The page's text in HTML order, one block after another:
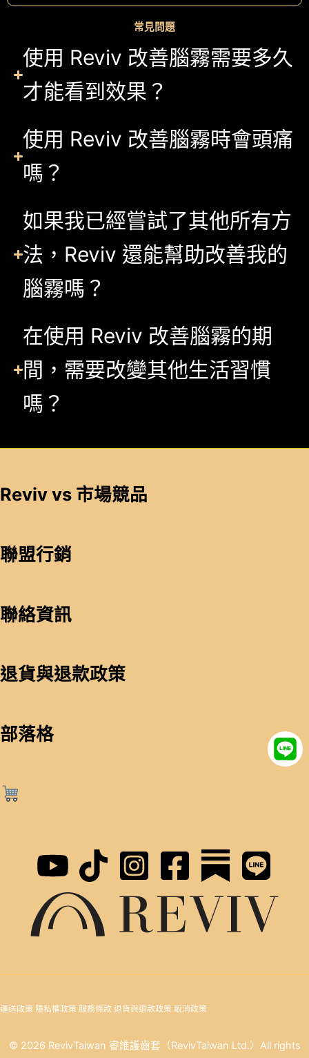
常見問題
使用 Reviv 改善腦霧需要多久
才能看到效果？
使用 Reviv 改善腦霧時會頭痛
嗎？
如果我已經嘗試了其他所有方
法，Reviv 還能幫助改善我的
腦霧嗎？
在使用 Reviv 改善腦霧的期
間，需要改變其他生活習慣
嗎？
Reviv vs 市場競品
聯盟行銷
聯絡資訊
退貨與退款政策
部落格
運送政策 隱私權政策 服務條款 退貨與退款政策 取消政策
© 2026 RevivTaiwan 睿維護齒套（RevivTaiwan Ltd.）All rights